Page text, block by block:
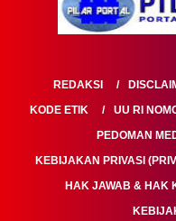
REDAKSI
KODE ETIK
UU RI
PEDOMAN
KEBIJAKAN PRIVASI
HAK JAWAB & HAK